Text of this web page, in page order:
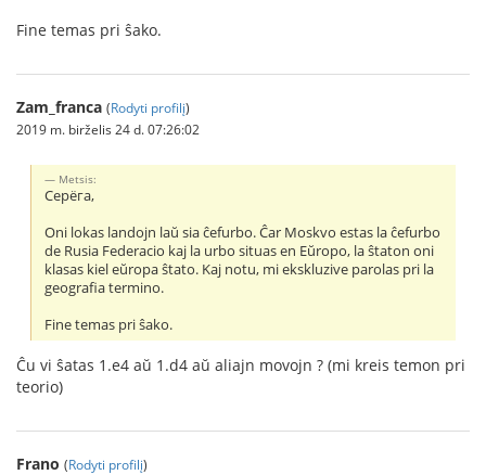
Fine temas pri ŝako.
Zam_franca (Rodyti profilį)
2019 m. birželis 24 d. 07:26:02
Metsis:
Серёга,
Oni lokas landojn laŭ sia ĉefurbo. Ĉar Moskvo estas la ĉefurbo
de Rusia Federacio kaj la urbo situas en Eŭropo, la ŝtaton oni
klasas kiel eŭropa ŝtato. Kaj notu, mi ekskluzive parolas pri la
geografia termino.
Fine temas pri ŝako.
Ĉu vi ŝatas 1.e4 aŭ 1.d4 aŭ aliajn movojn ? (mi kreis temon pri
teorio)
Frano (Rodyti profilį)